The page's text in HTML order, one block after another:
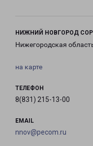
НИЖНИЙ НОВГОРОД
Нижегородская
на карте
ТЕЛЕФОН
8(831) 215-13-00
EMAIL
nnov@pecom.ru